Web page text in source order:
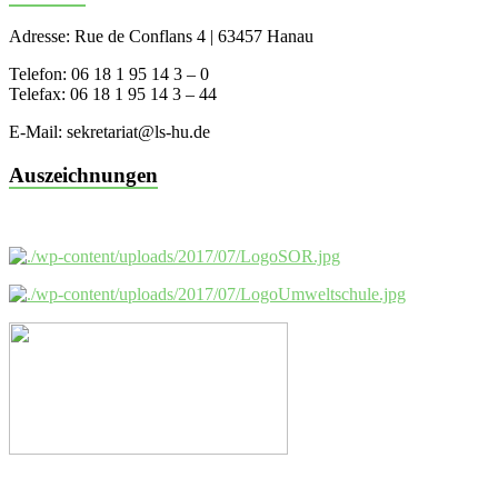
Adresse: Rue de Conflans 4 | 63457 Hanau
Telefon: 06 18 1 95 14 3 – 0
Telefax: 06 18 1 95 14 3 – 44
E-Mail: sekretariat@ls-hu.de
Auszeichnungen